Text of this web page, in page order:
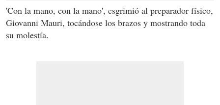
'Con la mano, con la mano', esgrimió al preparador físico,
Giovanni Mauri, tocándose los brazos y mostrando toda
su molestía.